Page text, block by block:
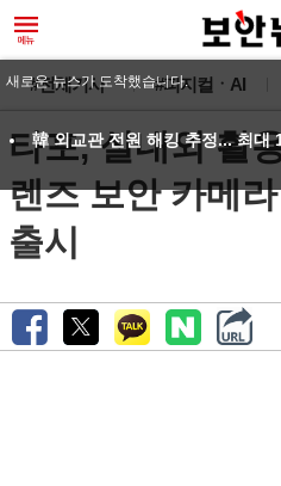
#전체기사 #피지컬ㆍAI
타포, 실내외 활
렌즈 보안 카메라
출시
새로운 뉴스가 도착했습니다.
韓 외교관 전원 해킹 추정... 최대